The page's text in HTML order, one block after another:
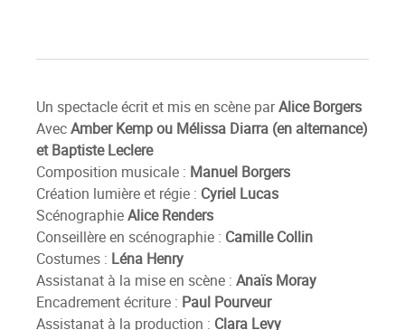
Un spectacle écrit et mis en scène parAlice Borgers
AvecAmber Kemp ou Mélissa Diarra (en alternance)
et Baptiste Leclere
Composition musicale : Manuel Borgers
Création lumière et régie : Cyriel Lucas
ScénographieAlice Renders
Conseillère en scénographie : Camille Collin
Costumes : Léna Henry
Assistanat à la mise en scène : Anaïs Moray
Encadrement écriture : Paul Pourveur
Assistanat à la production : Clara Levy